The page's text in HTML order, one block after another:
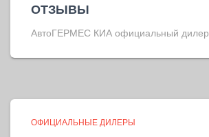
ОТЗЫВЫ
АвтоГЕРМЕС КИА официальный дилер
ОФИЦИАЛЬНЫЕ ДИЛЕРЫ